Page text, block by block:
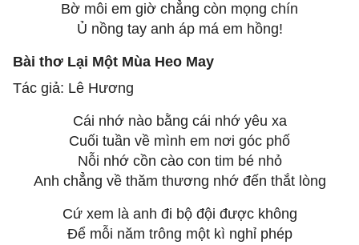
Bờ môi em giờ chẳng còn mọng chín
Ủ nồng tay anh áp má em hồng!
Bài thơ Lại Một Mùa Heo May
Tác giả: Lê Hương
Cái nhớ nào bằng cái nhớ yêu xa
Cuối tuần về mình em nơi góc phố
Nỗi nhớ cồn cào con tim bé nhỏ
Anh chẳng về thăm thương nhớ đến thắt lòng
Cứ xem là anh đi bộ đội được không
Để mỗi năm trông một kì nghỉ phép